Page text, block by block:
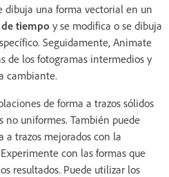
dibuja una forma vectorial en un
tiempo y se modifica o se dibuja
Seguidamente, Animate
de los fotogramas intermedios y
cambiante.
de forma a trazos sólidos
no uniformes. También puede
trazos mejorados con la
con las formas que
resultados. Puede utilizar los